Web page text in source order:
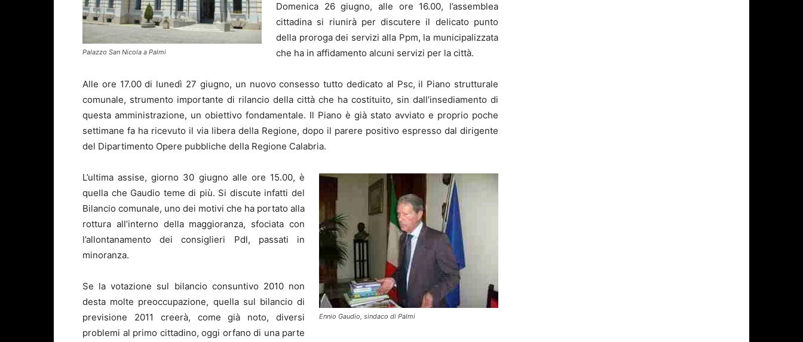
Palazzo San Nicola a Palmi
Domenica 26 giugno, alle ore 16.00, l’assemblea
cittadina si riunirà per discutere il delicato punto
della proroga dei servizi alla Ppm, la municipalizzata
che ha in affidamento alcuni servizi per la città.
Alle ore 17.00 di lunedì 27 giugno, un nuovo consesso tutto dedicato al Psc, il Piano strutturale
comunale, strumento importante di rilancio della città che ha costituito, sin dall’insediamento di
questa amministrazione, un obiettivo fondamentale. Il Piano è già stato avviato e proprio poche
settimane fa ha ricevuto il via libera della Regione, dopo il parere positivo espresso dal dirigente
del Dipartimento Opere pubbliche della Regione Calabria.
Ennio Gaudio, sindaco di Palmi
L’ultima assise, giorno 30 giugno alle ore 15.00, è
quella che Gaudio teme di più. Si discute infatti del
Bilancio comunale, uno dei motivi che ha portato alla
rottura all’interno della maggioranza, sfociata con
l’allontanamento dei consiglieri Pdl, passati in
minoranza.
Se la votazione sul bilancio consuntivo 2010 non
desta molte preoccupazione, quella sul bilancio di
previsione 2011 creerà, come già noto, diversi
problemi al primo cittadino, oggi orfano di una parte